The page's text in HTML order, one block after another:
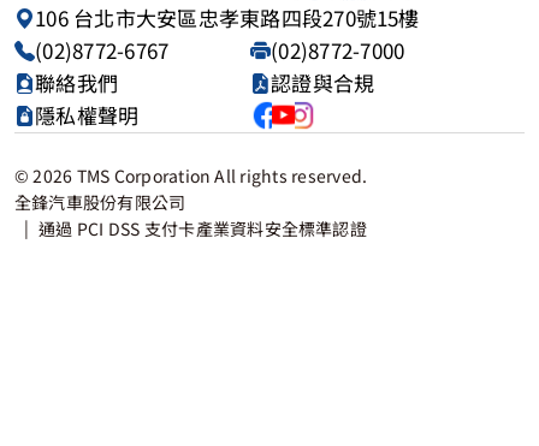
106 台北市大安區忠孝東路四段270號15樓
(02)8772-6767
(02)8772-7000
聯絡我們
認證與合規
隱私權聲明
© 2026 TMS Corporation All rights reserved.
全鋒汽車股份有限公司
通過 PCI DSS 支付卡產業資料安全標準認證